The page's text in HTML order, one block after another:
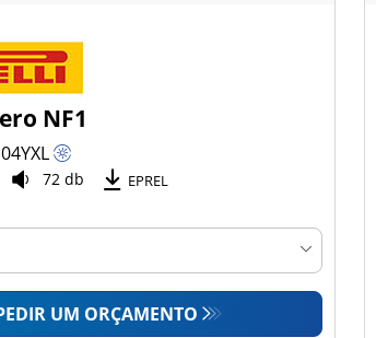
NF1
YXL
72 db EPREL
UM ORÇAMENTO